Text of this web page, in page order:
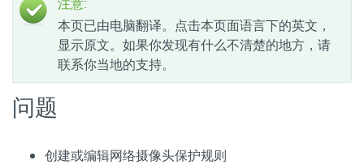
注意:
本页已由电脑翻译。点击本页面语言下的英文，
显示原文。如果你发现有什么不清楚的地方，请
联系你当地的支持。
问题
创建或编辑网络摄像头保护规则